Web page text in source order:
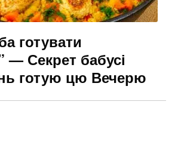
готувати
— Секрет бабусі
готую цю Вечерю